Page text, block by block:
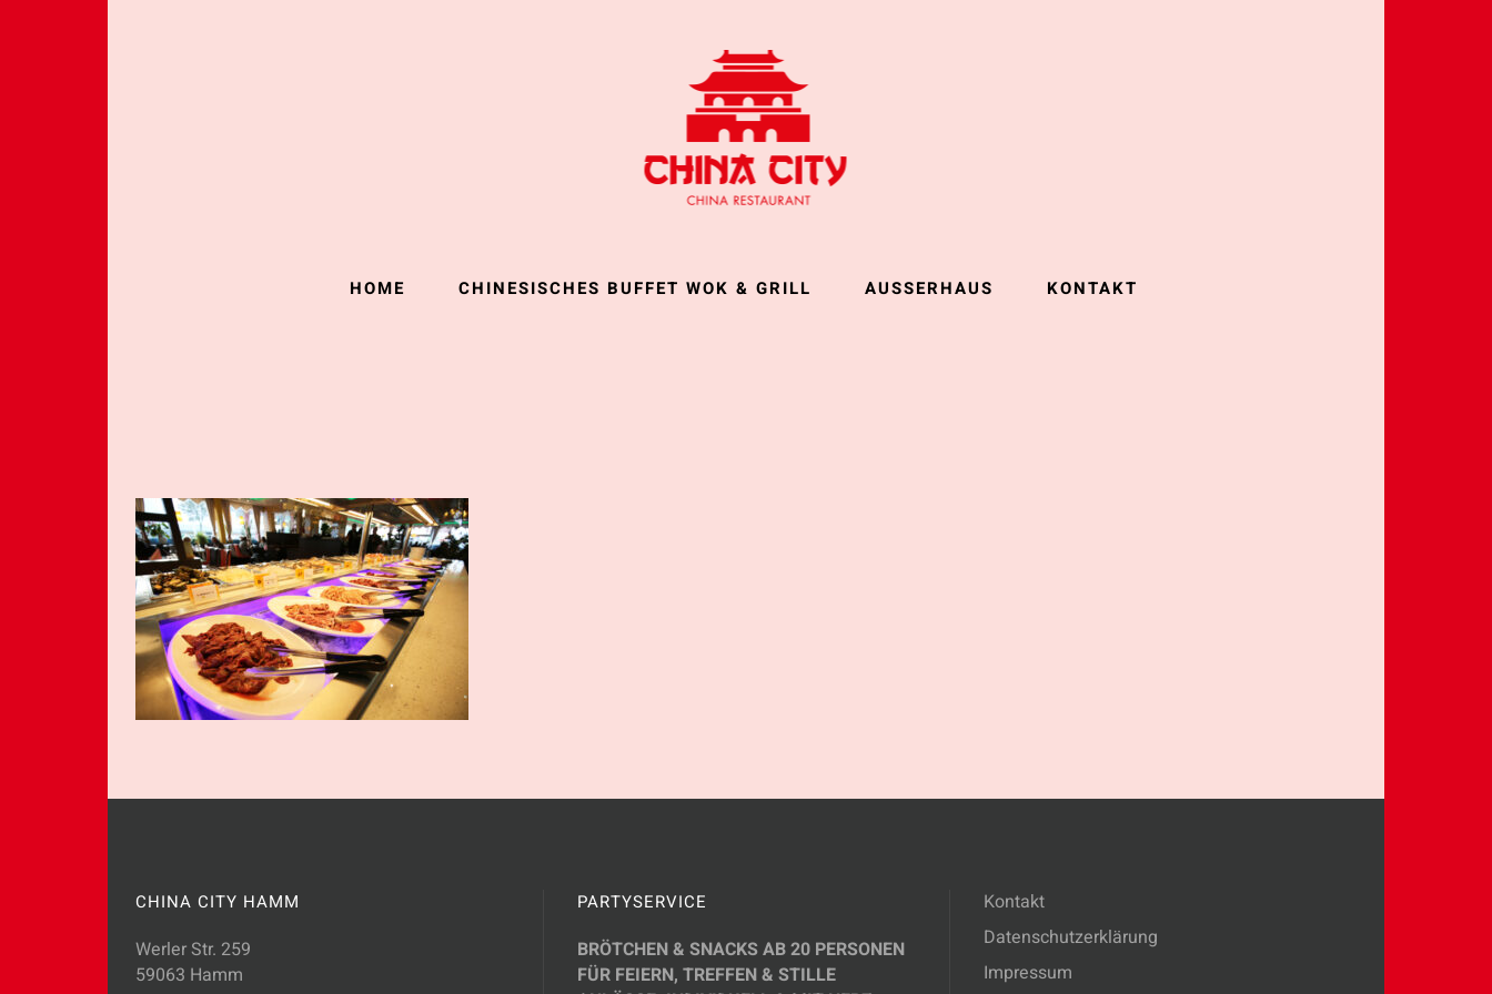
HOME CHINESISCHES BUFFET WOK & GRILL AUSSERHAUS KONTAKT
CHINA CITY HAMM
Werler Str. 259
59063 Hamm
PARTYSERVICE
BRÖTCHEN & SNACKS AB 20 PERSONEN
FÜR FEIERN, TREFFEN & STILLE
Kontakt
Datenschutzerklärung
Impressum